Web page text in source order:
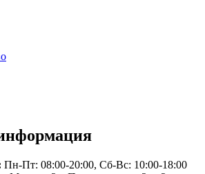
Пн-Пт: 08:00-20:00, Сб-Вс: 10:00-18:00